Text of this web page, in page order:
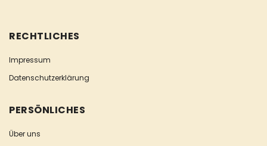
RECHTLICHES
Impressum
Datenschutzerklärung
PERSÖNLICHES
Über uns